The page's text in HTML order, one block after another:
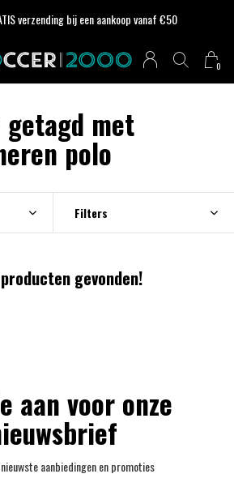
0
verzending bij een aankoop vanaf €50
met
polo
Filters
gevonden!
aan voor onze
aanbiedingen en promoties